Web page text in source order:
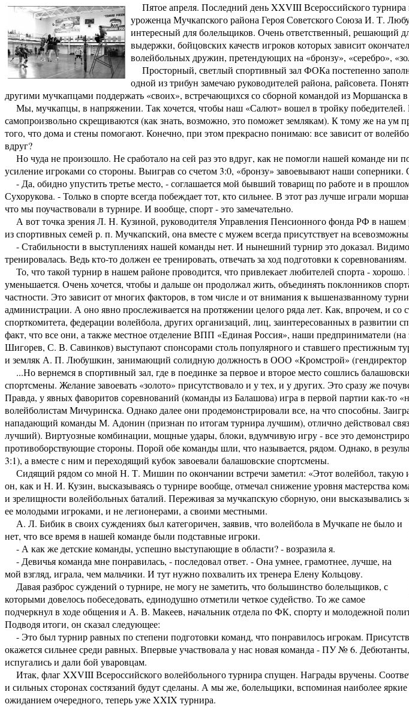
Пятое апреля. Последний день XXVIII Всероссийского турнира
уроженца Мучкапского района Героя Советского Союза И. Т.
интересный для болельщиков. Очень ответственный, решающий
выдержки, бойцовских качеств игроков которых зависит
волейбольных дружин, претендующих на «бронзу», «серебро»,
Просторный, светлый спортивный зал ФОКа постепенно
одной из трибун замечаю руководителей района, райсовета.
другими мучкапцами поддержать «своих», встречающихся со сборной командой из Моршанска в
Мы, мучкапцы, в напряжении. Так хочется, чтобы наш «Салют» вошел в тройку
самопроизвольно скрещиваются (как знать, возможно, это поможет землякам). К тому же на ум
того, что дома и стены помогают. Конечно, при этом прекрасно понимаю: все зависит от
вдруг?
Но чуда не произошло. Не сработало на сей раз это вдруг, как не помогли нашей команде ни
усиление игроками со стороны. Выиграв со счетом 3:0, «бронзу» завоевывают наши соперники.
- Да, обидно упустить третье место, - соглашается мой бывший товарищ по работе и в
Сухорукова. - Только в спорте всегда побеждает тот, кто сильнее. В этот раз лучше играли
что мы поучаствовали в турнире. И вообще, спорт - это замечательно.
А вот точка зрения Л. Н. Кузиной, руководителя Управления Пенсионного фонда РФ в нашем
из спортивных семей р. п. Мучкапский, она вместе с мужем всегда присутствует на
- Стабильности в выступлениях нашей команды нет. И нынешний турнир это доказал.
тренировалась. Ведь кто-то должен ее тренировать, отвечать за ход подготовки к соревнованиям.
То, что такой турнир в нашем районе проводится, что привлекает любителей спорта -
уменьшается. Очень хочется, чтобы и дальше он продолжал жить, объединять поклонников
частности. Это зависит от многих факторов, в том числе и от внимания к вышеназванному
администрации. А оно явно прослеживается на протяжении целого ряда лет. Как, впрочем, и со
спорткомитета, федерации волейбола, других организаций, лиц, заинтересованных в развитии
факт, что все они, а также местное отделение ВПП «Единая Россия», наши предприниматели
Шигорев, С. В. Савинков) выступают спонсорами столь популярного и ставшего престижным
и земляк А. П. Любушкин, занимающий солидную должность в ООО «Кромстрой»
...Но вернемся в спортивный зал, где в поединке за первое и второе место сошлись
спортсмены. Желание завоевать «золото» присутствовало и у тех, и у других. Это сразу же
Правда, у явных фаворитов соревнований (команды из Балашова) игра в первой партии как-то
волейболистам Мичуринска. Однако далее они продемонстрировали все, на что способны.
нападающий команды М. Адонин (признан по итогам турнира лучшим), отлично действовал
лучший). Виртуозные комбинации, мощные удары, блоки, вдумчивую игру - все это
противоборствующие стороны. Порой обе команды шли, что называется, рядом. Однако, в
3:1), а вместе с ним и переходящий кубок завоевали балашовские спортсмены.
Сидящий рядом со мной Н. Т. Мишин по окончании встречи заметил: «Этот волейбол, такую
он, как и Н. И. Кузин, высказываясь о турнире вообще, отмечал снижение уровня мастерства
и зрелищности волейбольных баталий. Переживая за мучкапскую сборную, они высказывались
ее молодыми игроками, и не легионерами, а своими местными.
А. Л. Бибик в своих суждениях был категоричен, заявив, что волейбола в Мучкапе не было и
нет, что все время в нашей команде были подставные игроки.
- А как же детские команды, успешно выступающие в области? - возразила я.
- Девичья команда мне понравилась, - последовал ответ. - Она умнее, грамотнее, лучше, на
мой взгляд, играла, чем мальчики. И тут нужно похвалить их тренера Елену Кольцову.
Давая разброс суждений о турнире, не могу не заметить, что большинство болельщиков, с
которыми довелось побеседовать, единодушно отметили четкое судейство. То же самое
подчеркнул в ходе общения и А. В. Макеев, начальник отдела по ФК, спорту и молодежной
Подводя итоги, он сказал следующее:
- Это был турнир равных по степени подготовки команд, что понравилось игрокам.
окажется сильнее среди равных. Впервые участвовала у нас новая команда - ПУ № 6.
испугались и дали бой уваровцам.
Итак, флаг XXVIII Всероссийского волейбольного турнира спущен. Награды вручены.
и сильных сторонах состязаний будут сделаны. А мы же, болельщики, вспоминая наиболее
ожиданием очередного, теперь уже XXIX турнира.